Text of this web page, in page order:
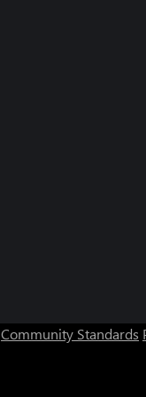
Community Standards